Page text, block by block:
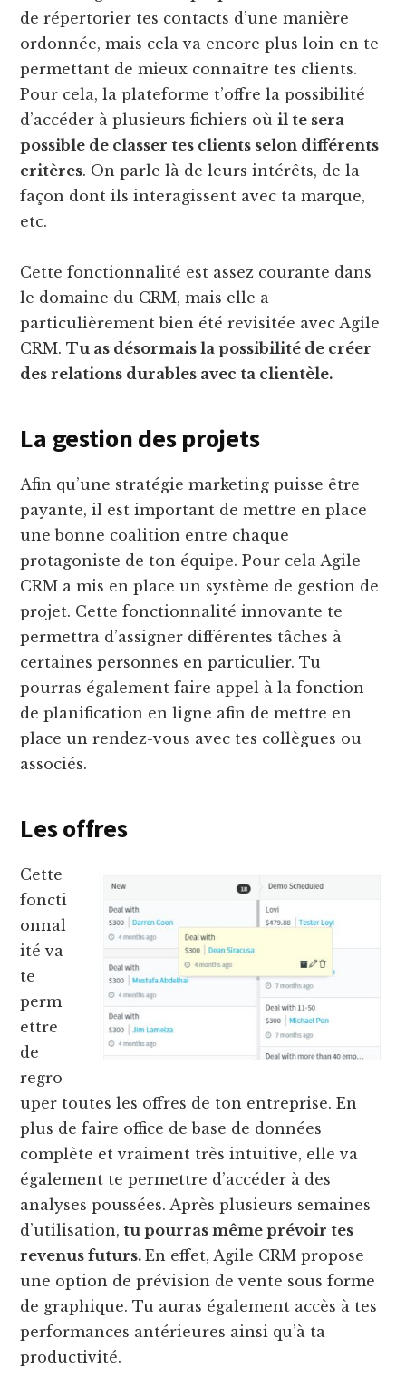
de répertorier tes contacts d’une manière
ordonnée, mais cela va encore plus loin en te
permettant de mieux connaître tes clients.
Pour cela, la plateforme t’offre la possibilité
d’accéder à plusieurs fichiers oùil te sera
possible de classer tes clients selon différents
critères. On parle là de leurs intérêts, de la
façon dont ils interagissent avec ta marque,
etc.
Cette fonctionnalité est assez courante dans
le domaine du CRM, mais elle a
particulièrement bien été revisitée avec Agile
CRM.Tu as désormais la possibilité de créer
des relations durables avec ta clientèle.
La gestion des projets
Afin qu’une stratégie marketing puisse être
payante, il est important de mettre en place
une bonne coalition entre chaque
protagoniste de ton équipe. Pour cela Agile
CRM a mis en place un système de gestion de
projet. Cette fonctionnalité innovante te
permettra d’assigner différentes tâches à
certaines personnes en particulier. Tu
pourras également faire appel à la fonction
de planification en ligne afin de mettre en
place un rendez-vous avec tes collègues ou
associés.
Les offres
Cette
foncti
onnal
ité va
te
perm
ettre
de
regro
uper toutes les offres de ton entreprise. En
plus de faire office de base de données
complète et vraiment très intuitive, elle va
également te permettre d’accéder à des
analyses poussées. Après plusieurs semaines
d’utilisation, tu pourras même prévoir tes
revenus futurs.En effet, Agile CRM propose
une option de prévision de vente sous forme
de graphique. Tu auras également accès à tes
performances antérieures ainsi qu’à ta
productivité.